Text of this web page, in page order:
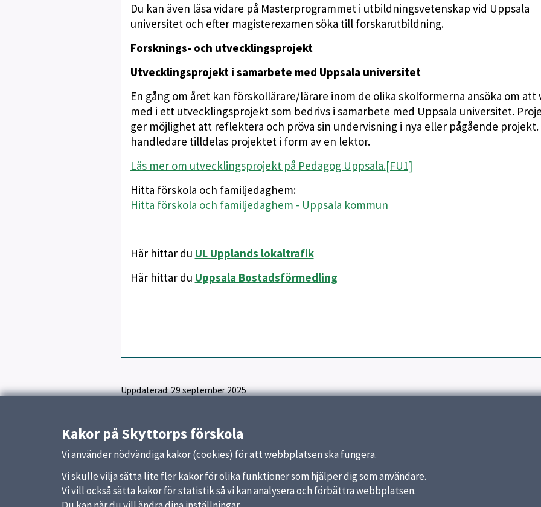
Du kan även läsa vidare på Masterprogrammet i utbildningsvetenskap vid Uppsala
universitet och efter magisterexamen söka till forskarutbildning.
Forsknings- och utvecklingsprojekt
Utvecklingsprojekt i samarbete med Uppsala universitet
En gång om året kan förskollärare/lärare inom de olika skolformerna ansöka om att
med i ett utvecklingsprojekt som bedrivs i samarbete med Uppsala universitet.
ger möjlighet att reflektera och pröva sin undervisning i nya eller pågående projekt.
handledare tilldelas projektet i form av en lektor.
Läs mer om utvecklingsprojekt på Pedagog Uppsala.[FU1]
Hitta förskola och familjedaghem:
Hitta förskola och familjedaghem - Uppsala kommun
Här hittar du UL Upplands lokaltrafik
Här hittar du Uppsala Bostadsförmedling
Uppdaterad:29 september 2025
Kakor på Skyttorps förskola
Vi använder nödvändiga kakor (cookies) för att webbplatsen ska fungera.
Vi skulle vilja sätta lite fler kakor för olika funktioner som hjälper dig som användare.
Vi vill också sätta kakor för statistik så vi kan analysera och förbättra webbplatsen.